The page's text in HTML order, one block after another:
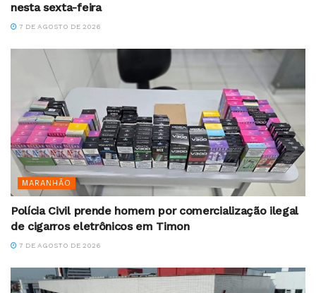
nesta sexta-feira
7 DE AGOSTO DE 2026
MARANHÃO
Polícia Civil prende homem por comercialização ilegal
de cigarros eletrônicos em Timon
7 DE AGOSTO DE 2026